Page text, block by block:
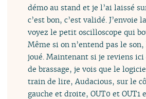
démo au stand et je l’ai laissé
c’est bon, c’est validé. J’envoie
voyez le petit oscilloscope qui
Même si on n’entend pas le
joué. Maintenant si je reviens ici
de brassage, je vois que le
train de lire, Audacious, sur le
gauche et droite, OUT0 et OUT1